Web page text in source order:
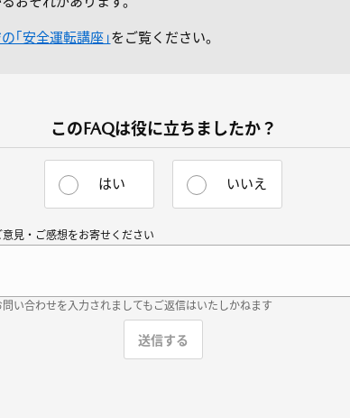
｢安全運転講座｣をご覧ください。
このFAQは役に立ちましたか？
はい いいえ
意見・ご感想をお寄せください
問い合わせを入力されましてもご返信はいたしかねます